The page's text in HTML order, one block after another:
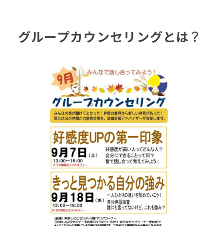
グループカウンセリングとは？